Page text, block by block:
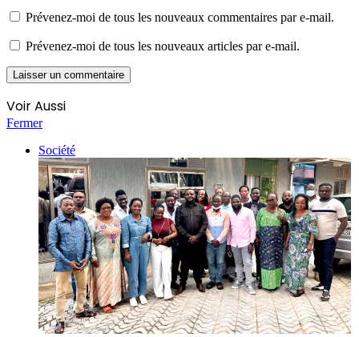
Prévenez-moi de tous les nouveaux commentaires par e-mail.
Prévenez-moi de tous les nouveaux articles par e-mail.
Voir Aussi
Fermer
Société